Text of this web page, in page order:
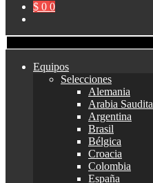
$ 0 0
Equipos
Selecciones
Alemania
Arabia Saudita
Argentina
Brasil
Bélgica
Croacia
Colombia
España